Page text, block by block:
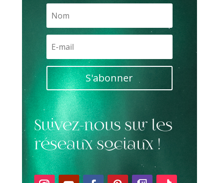
S'abonner
Suivez-nous sur les
réseaux sociaux !